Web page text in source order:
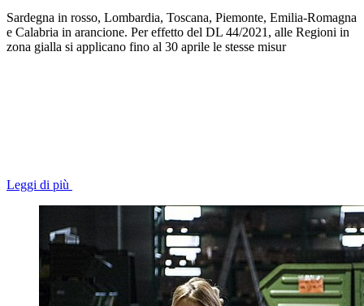
Sardegna in rosso, Lombardia, Toscana, Piemonte, Emilia-Romagna
e Calabria in arancione. Per effetto del DL 44/2021, alle Regioni in
zona gialla si applicano fino al 30 aprile le stesse misur
Leggi di più